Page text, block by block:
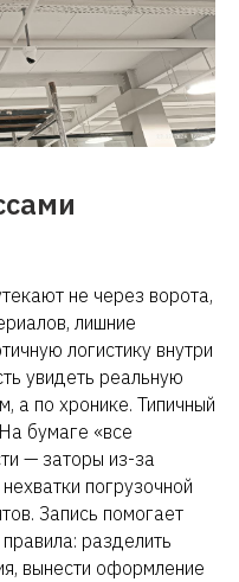
не через ворота,
лишние
логистику внутри
увидеть реальную
а по хронике. Типичный
бумаге «все
— заторы из-за
погрузочной
Запись помогает
разделить
вынести оформление